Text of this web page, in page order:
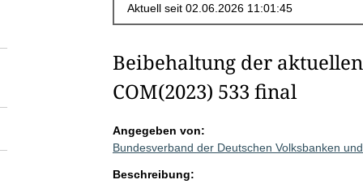
Beibehaltung der aktuellen
COM(2023) 533 final
Angegeben von:
Bundesverband der Deutschen Volksbanken
Beschreibung: